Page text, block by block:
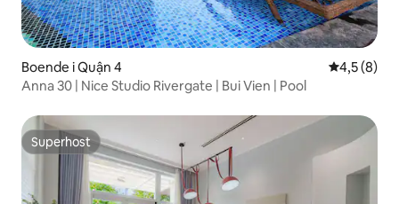
Boende i Quận 4 4,5 av 5 i
4,5 (8)
Anna 30 | Nice Studio Rivergate | Bui Vien | Pool
Superhost
Superhost